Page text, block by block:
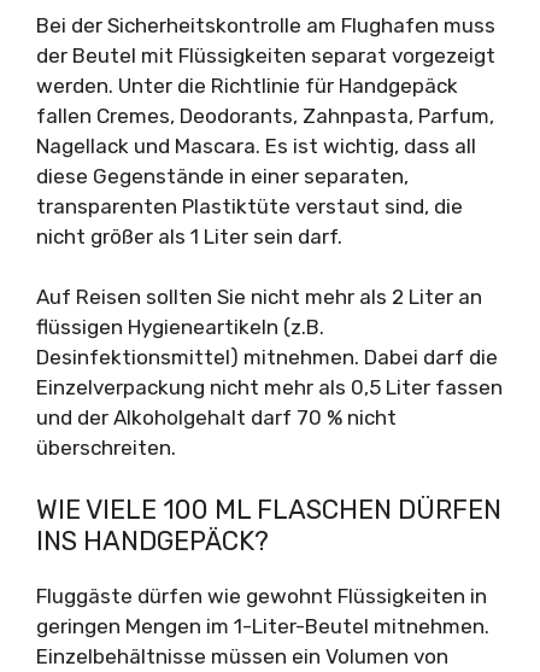
Bei der Sicherheitskontrolle am Flughafen muss
der Beutel mit Flüssigkeiten separat vorgezeigt
werden. Unter die Richtlinie für Handgepäck
fallen Cremes, Deodorants, Zahnpasta, Parfum,
Nagellack und Mascara. Es ist wichtig, dass all
diese Gegenstände in einer separaten,
transparenten Plastiktüte verstaut sind, die
nicht größer als 1 Liter sein darf.
Auf Reisen sollten Sie nicht mehr als 2 Liter an
flüssigen Hygieneartikeln (z.B.
Desinfektionsmittel) mitnehmen. Dabei darf die
Einzelverpackung nicht mehr als 0,5 Liter fassen
und der Alkoholgehalt darf 70 % nicht
überschreiten.
WIE VIELE 100 ML FLASCHEN DÜRFEN
INS HANDGEPÄCK?
Fluggäste dürfen wie gewohnt Flüssigkeiten in
geringen Mengen im 1-Liter-Beutel mitnehmen.
Einzelbehältnisse müssen ein Volumen von